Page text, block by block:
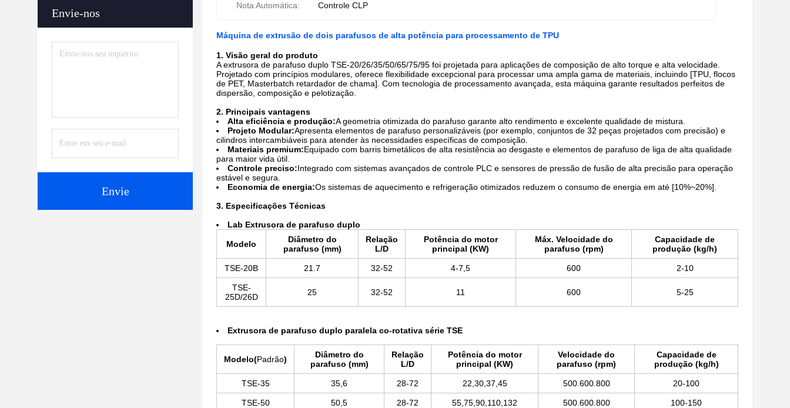
Envie-nos
Envie
Nota Automática: Controle CLP
Máquina de extrusão de dois parafusos de alta potência para processamento de TPU
1. Visão geral do produto
A extrusora de parafuso duplo TSE-20/26/35/50/65/75/95 foi projetada para aplicações de composição de alto torque e alta velocidade.
Projetado com princípios modulares, oferece flexibilidade excepcional para processar uma ampla gama de materiais, incluindo [TPU, flocos
de PET, Masterbatch retardador de chama]. Com tecnologia de processamento avançada, esta máquina garante resultados perfeitos de
dispersão, composição e pelotização.
2. Principais vantagens
Alta eficiência e produção:A geometria otimizada do parafuso garante alto rendimento e excelente qualidade de mistura.
Projeto Modular:Apresenta elementos de parafuso personalizáveis ​​(por exemplo, conjuntos de 32 peças projetados com precisão) e
cilindros intercambiáveis ​​para atender às necessidades específicas de composição.
Materiais premium:Equipado com barris bimetálicos de alta resistência ao desgaste e elementos de parafuso de liga de alta qualidade
para maior vida útil.
Controle preciso:Integrado com sistemas avançados de controle PLC e sensores de pressão de fusão de alta precisão para operação
estável e segura.
Economia de energia:Os sistemas de aquecimento e refrigeração otimizados reduzem o consumo de energia em até [10%~20%].
3. Especificações Técnicas
Lab Extrusora de parafuso duplo
Modelo
Diâmetro do
parafuso (mm)
Relação
L/D
Potência do motor
principal (KW)
Máx. Velocidade do
parafuso (rpm)
Capacidade de
produção (kg/h)
TSE-20B 21.7 32-52 4-7,5 600 2-10
TSE-
25D/26D
25 32-52 11 600 5-25
Extrusora de parafuso duplo paralela co-rotativa série TSE
Modelo(Padrão)
Diâmetro do
parafuso (mm)
Relação
L/D
Potência do motor
principal (KW)
Velocidade do
parafuso (rpm)
Capacidade de
produção (kg/h)
TSE-35 35,6 28-72 22,30,37,45 500.600.800 20-100
TSE-50 50,5 28-72 55,75,90,110,132 500.600.800 100-150